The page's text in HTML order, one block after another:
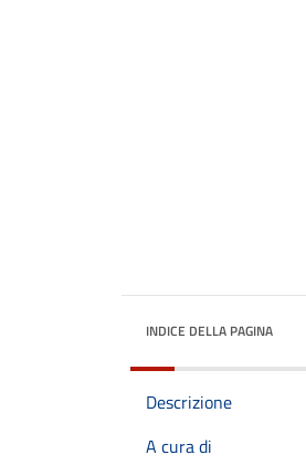
INDICE DELLA PAGINA
Descrizione
A cura di